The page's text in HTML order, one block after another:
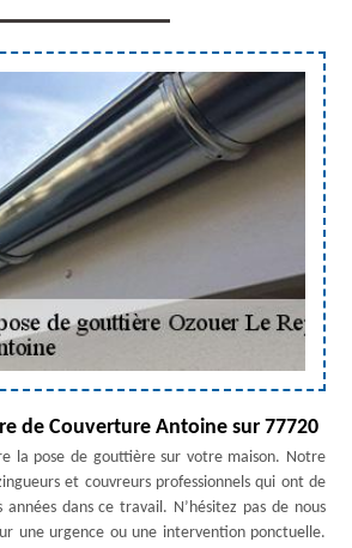
de Couverture Antoine sur 77720
la pose de gouttière sur votre maison. Notre
et couvreurs professionnels qui ont de
années dans ce travail. N’hésitez pas de nous
une urgence ou une intervention ponctuelle.